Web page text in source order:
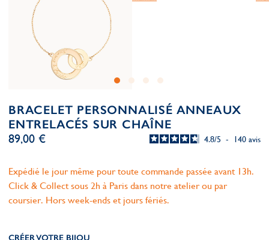
BRACELET PERSONNALISÉ ANNEAUX
ENTRELACÉS SUR CHAÎNE
4.8/5 - 140 avis
89,00 €
Expédié le jour même pour toute commande passée avant 13h.
Click & Collect sous 2h à Paris dans notre atelier ou par
coursier. Hors week-ends et jours fériés.
CRÉER VOTRE BIJOU